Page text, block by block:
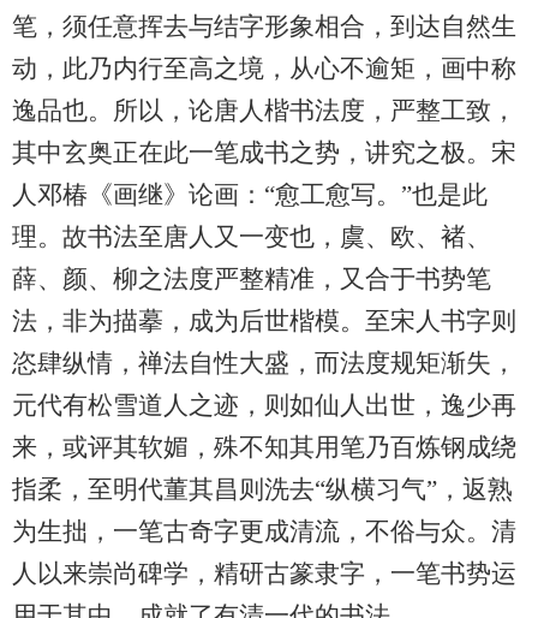
笔，须任意挥去与结字形象相合，到达自然生
动，此乃内行至高之境，从心不逾矩，画中称
逸品也。所以，论唐人楷书法度，严整工致，
其中玄奥正在此一笔成书之势，讲究之极。宋
人邓椿《画继》论画：“愈工愈写。”也是此
理。故书法至唐人又一变也，虞、欧、褚、
薛、颜、柳之法度严整精准，又合于书势笔
法，非为描摹，成为后世楷模。至宋人书字则
恣肆纵情，禅法自性大盛，而法度规矩渐失，
元代有松雪道人之迹，则如仙人出世，逸少再
来，或评其软媚，殊不知其用笔乃百炼钢成绕
指柔，至明代董其昌则洗去“纵横习气”，返熟
为生拙，一笔古奇字更成清流，不俗与众。清
人以来崇尚碑学，精研古篆隶字，一笔书势运